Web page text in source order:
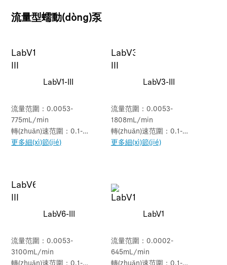
流量型蠕動(dòng)泵
LabV1-III
流量范圍：0.0053-
775mL/min
轉(zhuǎn)速范圍：0.1-
150rpm
更多細(xì)節(jié)
LabV3-III
流量范圍：0.0053-
1808mL/min
轉(zhuǎn)速范圍：0.1-
350rpm
更多細(xì)節(jié)
LabV6-III
流量范圍：0.0053-
3100mL/min
LabV1
流量范圍：0.0002-
645mL/min